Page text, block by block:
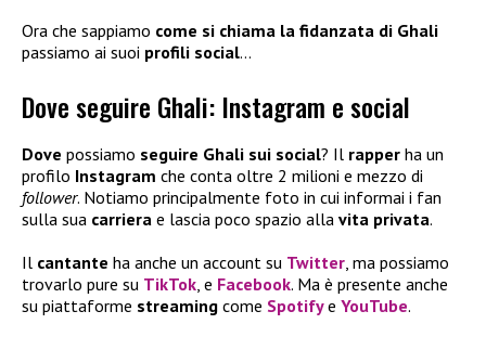
Ora che sappiamo come si chiama la fidanzata di Ghali
passiamo ai suoi profili social…
Dove seguire Ghali: Instagram e social
Dove possiamo seguire Ghali sui social? Il rapper ha un
profilo Instagram che conta oltre 2 milioni e mezzo di
follower. Notiamo principalmente foto in cui informai i fan
sulla sua carriera e lascia poco spazio alla vita privata.
Il cantante ha anche un account su Twitter, ma possiamo
trovarlo pure su TikTok, e Facebook. Ma è presente anche
su piattaforme streaming come Spotifye YouTube.